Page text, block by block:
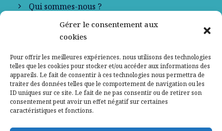
Gérer le consentement aux
cookies
Pour offrir les meilleures expériences, nous utilisons des technologies
telles que les cookies pour stocker et/ou accéder aux informations des
appareils. Le fait de consentir à ces technologies nous permettra de
traiter des données telles que le comportement de navigation ou les
ID uniques sur ce site. Le fait de ne pas consentir ou de retirer son
consentement peut avoir un effet négatif sur certaines
caractéristiques et fonctions.
Qui sommes-nous ?
Contactez-nous
Mentions légales
Politique de confidentialité